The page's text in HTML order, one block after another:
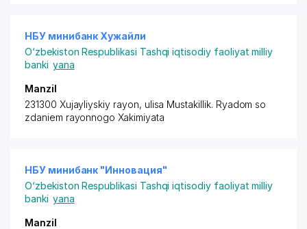
НБУ минибанк Хужайли
O‘zbekiston Respublikasi Tashqi iqtisodiy faoliyat milliy
banki yana
Manzil
231300 Xujayliyskiy rayon, ulisa Mustakillik. Ryadom so
zdaniem rayonnogo Xakimiyata
НБУ минибанк "Инновация"
O‘zbekiston Respublikasi Tashqi iqtisodiy faoliyat milliy
banki yana
Manzil